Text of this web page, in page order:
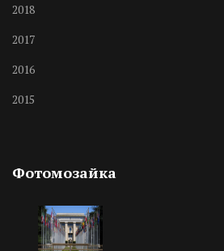
2018
2017
2016
2015
Фотомозайка